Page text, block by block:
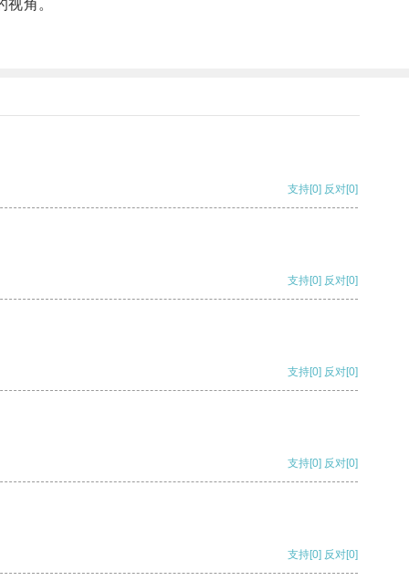
角。
支持[0] 反对[0]
支持[0] 反对[0]
支持[0] 反对[0]
支持[0] 反对[0]
支持[0] 反对[0]